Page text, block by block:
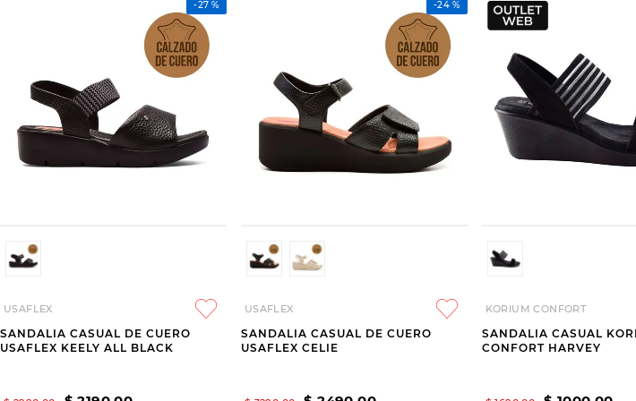
-27 %
USAFLEX
SANDALIA CASUAL DE CUERO
USAFLEX KEELY ALL BLACK
-24 %
USAFLEX
SANDALIA CASUAL DE CUERO
USAFLEX CELIE
KORIUM CONFORT
SANDALIA CASUAL
CONFORT HARVEY